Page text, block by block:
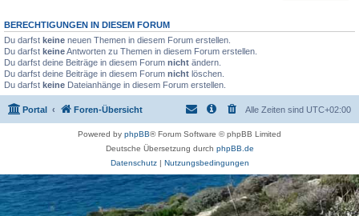
BERECHTIGUNGEN IN DIESEM FORUM
Du darfst keine neuen Themen in diesem Forum erstellen.
Du darfst keineAntworten zu Themen in diesem Forum erstellen.
Du darfst deine Beiträge in diesem Forum nicht ändern.
Du darfst deine Beiträge in diesem Forum nicht löschen.
Du darfst keine Dateianhänge in diesem Forum erstellen.
Portal Foren-Übersicht Alle Zeiten sind UTC+02:00
Powered by phpBB® Forum Software © phpBB Limited
Deutsche Übersetzung durch phpBB.de
Datenschutz| Nutzungsbedingungen